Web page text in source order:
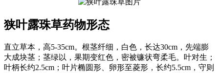
狭叶露珠草药物形态
直立草本，高5-35cm。根茎纤细，白色，长达30cm，先端膨
大成块茎；茎绿以，果期变红色，密被镰状弯柔毛。叶对生；
叶柄长约2.5cm；叶片椭圆形、卵形至菱形，长约5.5cm，守则